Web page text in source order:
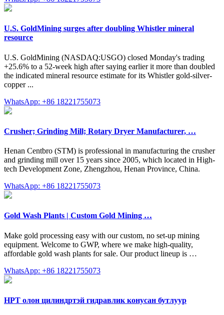
U.S. GoldMining surges after doubling Whistler mineral
resource
U.S. GoldMining (NASDAQ:USGO) closed Monday's trading
+25.6% to a 52-week high after saying earlier it more than doubled
the indicated mineral resource estimate for its Whistler gold-silver-
copper ...
WhatsApp: +86 18221755073
Crusher; Grinding Mill; Rotary Dryer Manufacturer, …
Henan Centbro (STM) is professional in manufacturing the crusher
and grinding mill over 15 years since 2005, which located in High-
tech Development Zone, Zhengzhou, Henan Province, China.
WhatsApp: +86 18221755073
Gold Wash Plants | Custom Gold Mining …
Make gold processing easy with our custom, no set-up mining
equipment. Welcome to GWP, where we make high-quality,
affordable gold wash plants for sale. Our product lineup is …
WhatsApp: +86 18221755073
HPT олон цилиндртэй гидравлик конусан бутлуур